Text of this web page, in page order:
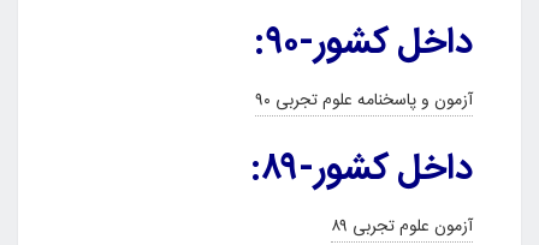
داخل کشور-۹۰:
آزمون و پاسخنامه علوم تجربی ۹۰
داخل کشور-۸۹:
آزمون علوم تجربی ۸۹